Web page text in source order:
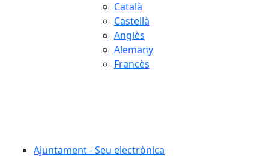
Català
Castellà
Anglès
Alemany
Francès
Ajuntament - Seu electrònica